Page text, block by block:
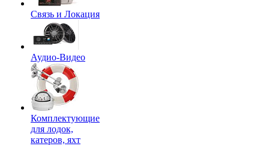
Связь и Локация
Аудио-Видео
Комплектующие
для лодок,
катеров, яхт